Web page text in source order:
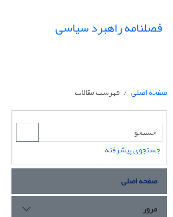
فصلنامه راهبرد سیاسی
صفحه اصلی
فهرست مقالات
جستجوی پیشرفته
صفحه اصلی
مرور